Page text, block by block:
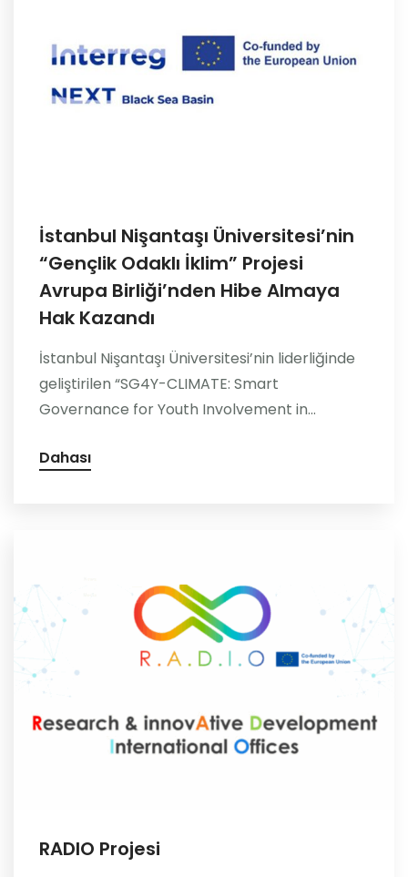
İstanbul Nişantaşı Üniversitesi’nin
“Gençlik Odaklı İklim” Projesi
Avrupa Birliği’nden Hibe Almaya
Hak Kazandı
İstanbul Nişantaşı Üniversitesi’nin liderliğinde
geliştirilen “SG4Y-CLIMATE: Smart
Governance for Youth Involvement in...
Dahası
RADIO Projesi